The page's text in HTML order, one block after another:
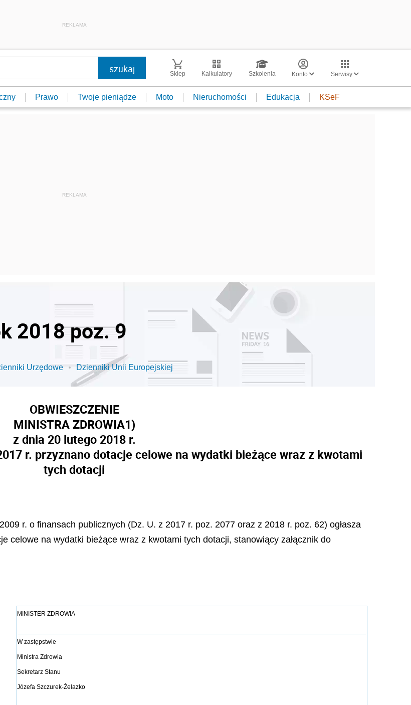
REKLAMA
Sklep Kalkulatory Szkolenia Konto Serwisy
Prawo Twoje pieniądze Moto Nieruchomości Edukacja KSeF
2018 poz. 9
Urzędowe Dzienniki Unii Europejskiej
OBWIESZCZENIE
MINISTRA ZDROWIA1)
z dnia 20 lutego 2018 r.
r. przyznano dotacje celowe na wydatki bieżące wraz z kwotami
tych dotacji
r. o finansach publicznych (Dz. U. z 2017 r. poz. 2077 oraz z 2018 r. poz. 62) ogłasza
celowe na wydatki bieżące wraz z kwotami tych dotacji, stanowiący załącznik do
MINISTER ZDROWIA
W zastępstwie
Ministra Zdrowia
Sekretarz Stanu
Józefa Szczurek-Żelazko